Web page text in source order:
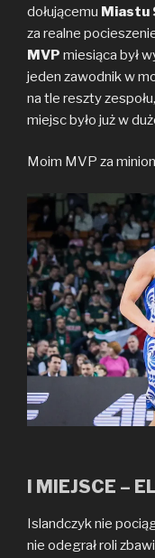
dołującemu Miastu
za realne
MVP miesiąca był
jeden zawodnik w
na tle reszty
miejsc było już w
Moim MVP za
I MIEJSCE –
Islandczyk nie
nie odegrał roli